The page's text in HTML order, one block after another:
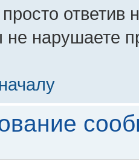
ответив
нарушаете